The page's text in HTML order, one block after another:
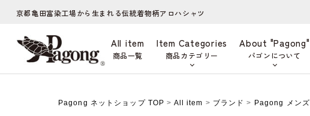
京都亀田富染工場から生まれる伝統着物柄アロハシャツ
All item
商品一覧
Item Categories
商品カテゴリー
About "Pagong"
パゴンについて
Pagong ネットショップ TOP > All item > ブランド > Pagong メンズ